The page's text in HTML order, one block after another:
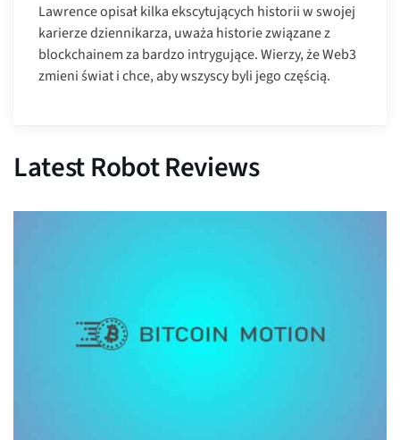
Lawrence opisał kilka ekscytujących historii w swojej
karierze dziennikarza, uważa historie związane z
blockchainem za bardzo intrygujące. Wierzy, że Web3
zmieni świat i chce, aby wszyscy byli jego częścią.
Latest Robot Reviews